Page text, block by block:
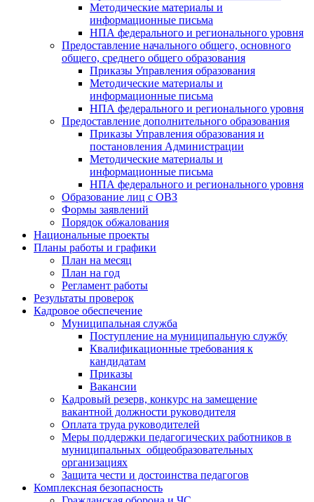
Методические материалы и
информационные письма
НПА федерального и регионального уровня
Предоставление начального общего, основного
общего, среднего общего образования
Приказы Управления образования
Методические материалы и
информационные письма
НПА федерального и регионального уровня
Предоставление дополнительного образования
Приказы Управления образования и
постановления Администрации
Методические материалы и
информационные письма
НПА федерального и регионального уровня
Образование лиц с ОВЗ
Формы заявлений
Порядок обжалования
Национальные проекты
Планы работы и графики
План на месяц
План на год
Регламент работы
Результаты проверок
Кадровое обеспечение
Муниципальная служба
Поступление на муниципальную службу
Квалификационные требования к
кандидатам
Приказы
Вакансии
Кадровый резерв, конкурс на замещение
вакантной должности руководителя
Оплата труда руководителей
Меры поддержки педагогических работников в
муниципальных общеобразовательных
организациях
Защита чести и достоинства педагогов
Комплексная безопасность